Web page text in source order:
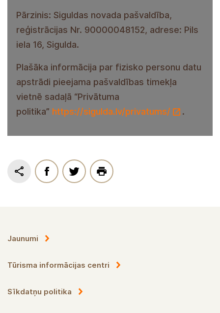
Pārzinis: Siguldas novada pašvaldība,
reģistrācijas Nr. 90000048152, adrese: Pils
iela 16, Sigulda.
Plašāka informācija par fizisko personu datu
apstrādi pieejama pašvaldības timekļa
vietnē sadaļā “Privātuma
politika” https://sigulda.lv/privatums/ .
Jaunumi
Tūrisma informācijas centri
Sīkdatņu politika